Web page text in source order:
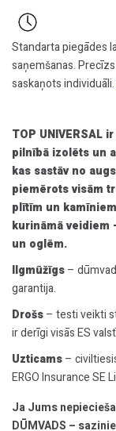
kompl.
daudzums
Standarta piegādes
saņemšanas.
saskaņots individuāli.
TOP UNIVERSAL
pilnībā izolēts un
kas sastāv no
piemērots visām
plītīm un
kurināmā veidiem
un oglēm.
Ilgmūžīgs–
garantija.
Drošs– testi veikti
ir derīgi visās ES
Uzticams–
ERGO Insurance SE
Ja Jums
DŪMVADS –